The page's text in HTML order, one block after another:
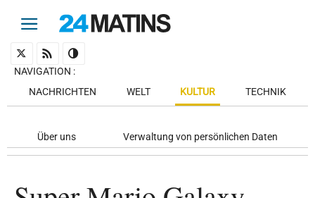
NAVIGATION :
NACHRICHTEN
WELT KULTUR TECHNIK
Über uns Verwaltung von persönlichen Daten